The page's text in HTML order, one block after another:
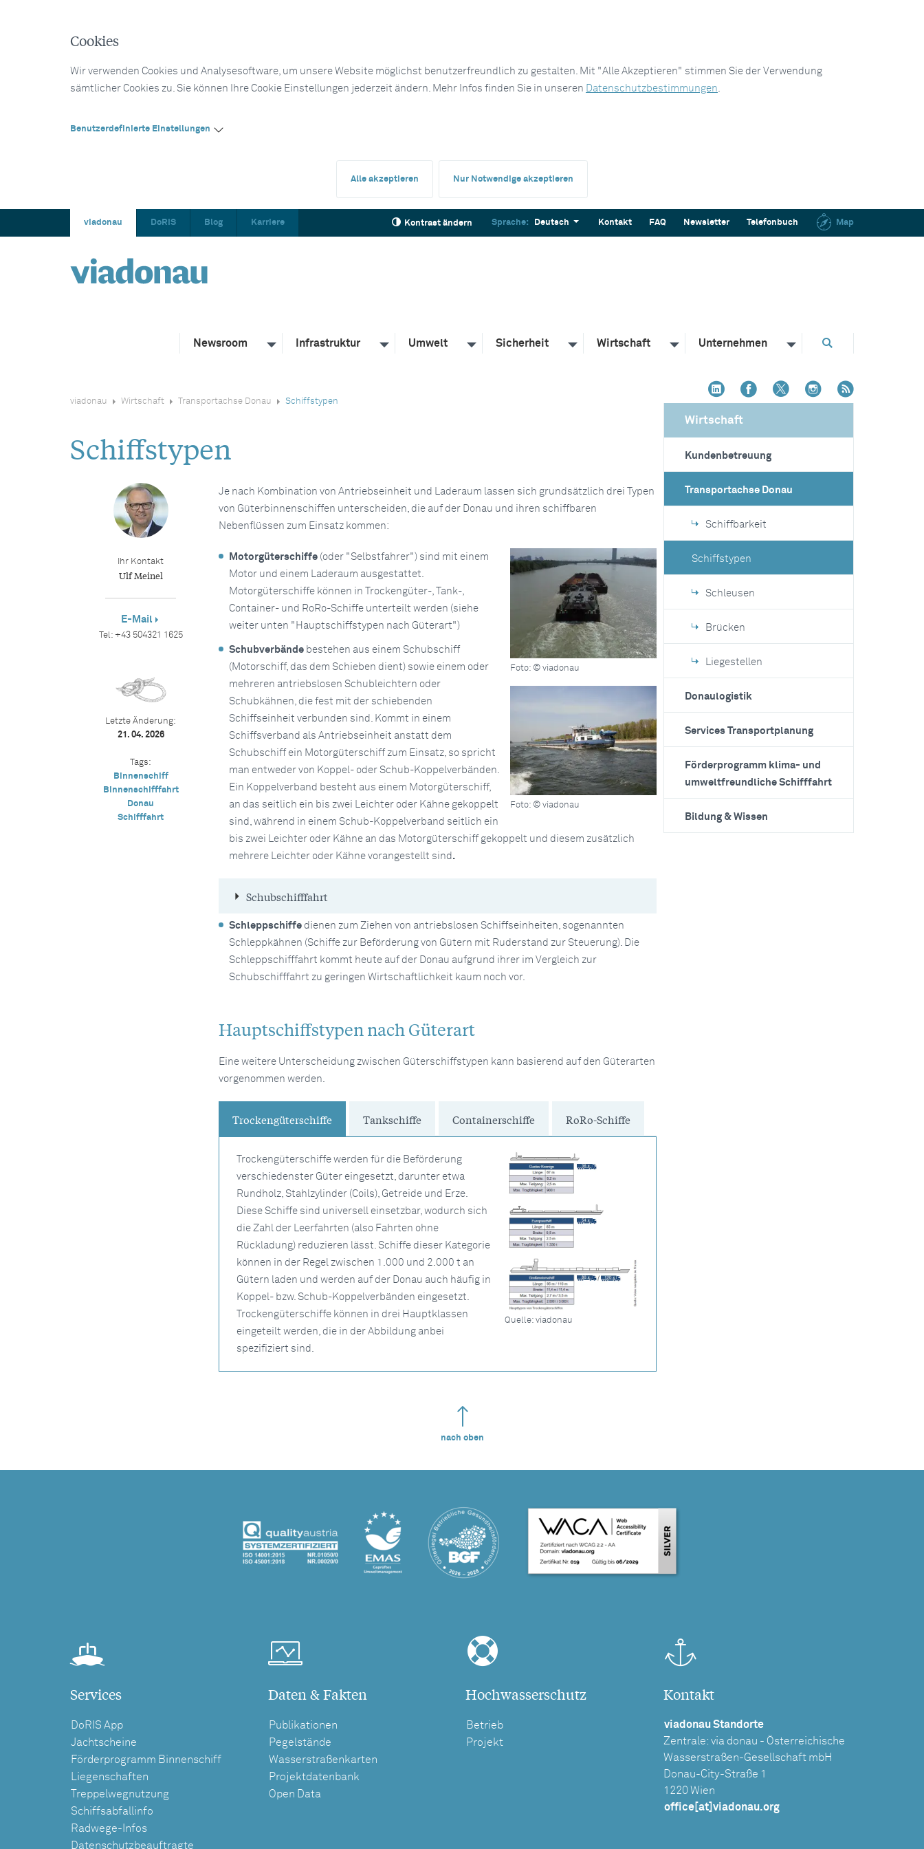
Cookies
Wir verwenden Cookies und Analysesoftware, um unsere Website möglichst benutzerfreundlich zu gestalten. Mit "Alle Akzeptieren" stimmen Sie der Verwendung
sämtlicher Cookies zu. Sie können Ihre Cookie Einstellungen jederzeit ändern. Mehr Infos finden Sie in unseren Datenschutzbestimmungen.
Benutzerdefinierte Einstellungen
Alle akzeptieren Nur Notwendige akzeptieren
viadonau DoRIS Blog Karriere Kontrast ändern Sprache: Deutsch Kontakt FAQ Newsletter Telefonbuch Map
Newsroom Infrastruktur Umwelt Sicherheit Wirtschaft Unternehmen
viadonau Wirtschaft Transportachse Donau Schiffstypen
Schiffstypen
Je nach Kombination von Antriebseinheit und Laderaum lassen sich grundsätzlich drei Typen
von Güterbinnenschiffen unterscheiden, die auf der Donau und ihren schiffbaren
Nebenflüssen zum Einsatz kommen:
Foto: © viadonau
Foto: © viadonau
Motorgüterschiffe(oder "Selbstfahrer") sind mit einem
Motor und einem Laderaum ausgestattet.
Motorgüterschiffe können in Trockengüter-, Tank-,
Container- und RoRo-Schiffe unterteilt werden (siehe
weiter unten "Hauptschiffstypen nach Güterart")
Schubverbändebestehen aus einem Schubschiff
(Motorschiff, das dem Schieben dient) sowie einem oder
mehreren antriebslosen Schubleichtern oder
Schubkähnen, die fest mit der schiebenden
Schiffseinheit verbunden sind. Kommt in einem
Schiffsverband als Antriebseinheit anstatt dem
Schubschiff ein Motorgüterschiff zum Einsatz, so spricht
man entweder von Koppel- oder Schub-Koppelverbänden.
Ein Koppelverband besteht aus einem Motorgüterschiff,
an das seitlich ein bis zwei Leichter oder Kähne gekoppelt
sind, während in einem Schub-Koppelverband seitlich ein
bis zwei Leichter oder Kähne an das Motorgüterschiff gekoppelt und diesem zusätzlich
mehrere Leichter oder Kähne vorangestellt sind .
Schubschifffahrt
Schleppschiffedienen zum Ziehen von antriebslosen Schiffseinheiten, sogenannten
Schleppkähnen (Schiffe zur Beförderung von Gütern mit Ruderstand zur Steuerung). Die
Schleppschifffahrt kommt heute auf der Donau aufgrund ihrer im Vergleich zur
Schubschifffahrt zu geringen Wirtschaftlichkeit kaum noch vor.
Hauptschiffstypen nach Güterart
Eine weitere Unterscheidung zwischen Güterschiffstypen kann basierend auf den Güterarten
vorgenommen werden.
Trockengüterschiffe Tankschiffe Containerschiffe RoRo-Schiffe
Quelle: viadonau
Trockengüterschiffe werden für die Beförderung
verschiedenster Güter eingesetzt, darunter etwa
Rundholz, Stahlzylinder (Coils), Getreide und Erze.
Diese Schiffe sind universell einsetzbar, wodurch sich
die Zahl der Leerfahrten (also Fahrten ohne
Rückladung) reduzieren lässt. Schiffe dieser Kategorie
können in der Regel zwischen 1.000 und 2.000 t an
Gütern laden und werden auf der Donau auch häufig in
Koppel- bzw. Schub-Koppelverbänden eingesetzt.
Trockengüterschiffe können in drei Hauptklassen
eingeteilt werden, die in der Abbildung anbei
spezifiziert sind.
Ihr Kontakt
Ulf Meinel
E-Mail
Tel: +43 504321 1625
Letzte Änderung:
21. 04. 2026
Tags:
Binnenschiff
Binnenschifffahrt
Donau
Schifffahrt
Wirtschaft
Kundenbetreuung
Transportachse Donau
Schiffbarkeit
Schiffstypen
Schleusen
Brücken
Liegestellen
Donaulogistik
Services Transportplanung
Förderprogramm klima- und
umweltfreundliche Schifffahrt
Bildung & Wissen
nach oben
Services
DoRIS App
Jachtscheine
Förderprogramm Binnenschiff
Liegenschaften
Treppelwegnutzung
Schiffsabfallinfo
Radwege-Infos
Datenschutzbeauftragte
Daten & Fakten
Publikationen
Pegelstände
Wasserstraßenkarten
Projektdatenbank
Open Data
Hochwasserschutz
Betrieb
Projekt
Kontakt
viadonau Standorte
Zentrale: via donau - Österreichische
Wasserstraßen-Gesellschaft mbH
Donau-City-Straße 1
1220 Wien
office[at]viadonau.org